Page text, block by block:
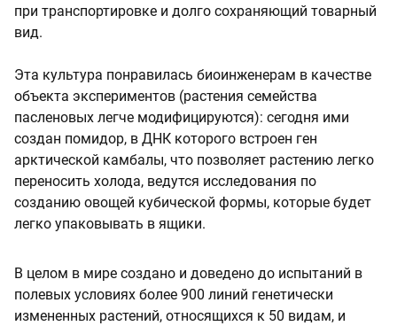
при транспортировке и долго сохраняющий товарный
вид.
Эта культура понравилась биоинженерам в качестве
объекта экспериментов (растения семейства
пасленовых легче модифицируются): сегодня ими
создан помидор, в ДНК которого встроен ген
арктической камбалы, что позволяет растению легко
переносить холода, ведутся исследования по
созданию овощей кубической формы, которые будет
легко упаковывать в ящики.
В целом в мире создано и доведено до испытаний в
полевых условиях более 900 линий генетически
измененных растений, относящихся к 50 видам, и